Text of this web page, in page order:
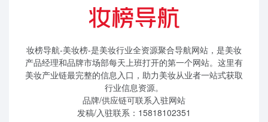
妆榜导航-美妆榜-是美妆行业全资源聚合导航网站，是美妆
产品经理和品牌市场部每天上班打开的第一个网站。这里有
美妆产业链最完整的信息入口，助力美妆从业者一站式获取
行业信息资源。
品牌/供应链可联系入驻网站
发稿/入驻联系：15818102351